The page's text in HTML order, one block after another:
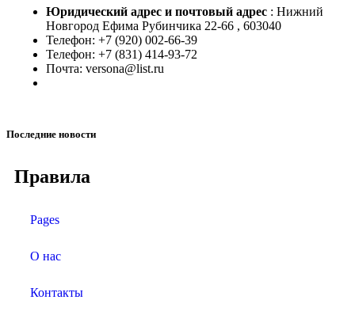
Юридический адрес и почтовый адрес : Нижний
Новгород Ефима Рубинчика 22-66 , 603040
Телефон: +7 (920) 002-66-39
Телефон: +7 (831) 414-93-72
Почта: versona@list.ru
Последние новости
Правила
Pages
О нас
Контакты